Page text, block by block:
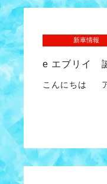
新車情報
e エブリイ
こんにちは